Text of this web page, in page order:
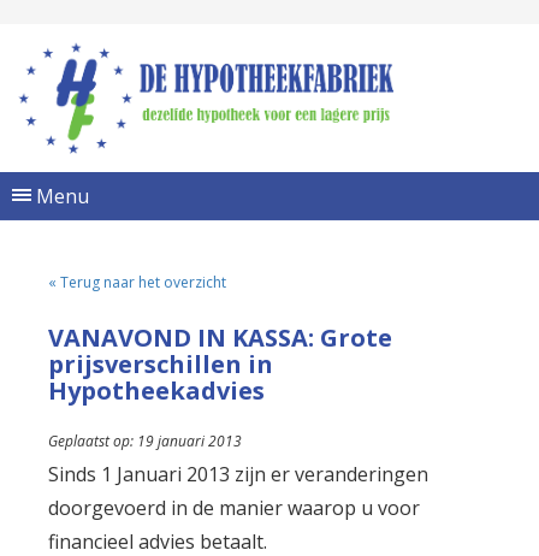
Menu
« Terug naar het overzicht
VANAVOND IN KASSA: Grote
prijsverschillen in
Hypotheekadvies
Geplaatst op: 19 januari 2013
Sinds 1 Januari 2013 zijn er veranderingen
doorgevoerd in de manier waarop u voor
financieel advies betaalt.